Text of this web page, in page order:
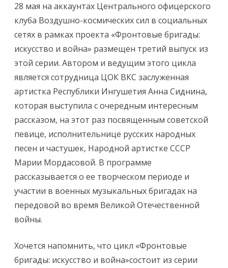
28 мая на аккаунтах Центрального офицерского
клуба Воздушно-космических сил в социальных
сетях в рамках проекта «Фронтовые бригады:
искусство и война» размещен третий выпуск из
этой серии. Автором и ведущим этого цикла
является сотрудница ЦОК ВКС заслуженная
артистка Республики Ингушетия Анна Сиднина,
которая выступила с очередным интересным
рассказом, на этот раз посвященным советской
певице, исполнительнице русских народных
песен и частушек, Народной артистке СССР
Марии Мордасовой. В программе
рассказывается о ее творческом периоде и
участии в военных музыкальных бригадах на
передовой во время Великой Отечественной
войны.
Хочется напомнить, что цикл «Фронтовые
бригады: искусство и война»состоит из серии